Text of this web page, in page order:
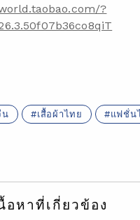
?
น เสื้อผ้าไทย แฟชั่น
อหาที่เกี่ยวข้อง